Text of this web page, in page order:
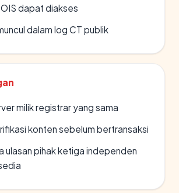
dapat diakses
dalam log CT publik
milik registrar yang sama
konten sebelum bertransaksi
ulasan pihak ketiga independen